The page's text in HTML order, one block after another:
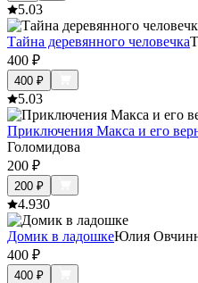
5.03
Тайна деревянного человечка
400 ₽
400 ₽
5.03
Приключения Макса и его
Голомидова
200 ₽
200 ₽
4.930
Домик в ладошкеЮлия
400 ₽
400 ₽